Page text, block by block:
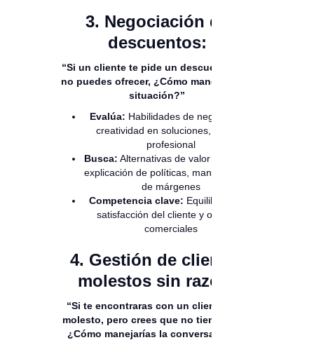
3. Negociación de
descuentos:
“Si un cliente te pide un descuento que
no puedes ofrecer, ¿Cómo manejarías la
situación?”
Evalúa: Habilidades de negociación,
creatividad en soluciones, firmeza
profesional
Busca: Alternativas de valor agregado,
explicación de políticas, mantenimiento
de márgenes
Competencia clave: Equilibrio entre
satisfacción del cliente y objetivos
comerciales
4. Gestión de clientes
molestos sin razón:
“Si te encontraras con un cliente muy
molesto, pero crees que no tiene razón,
¿Cómo manejarías la conversación?”